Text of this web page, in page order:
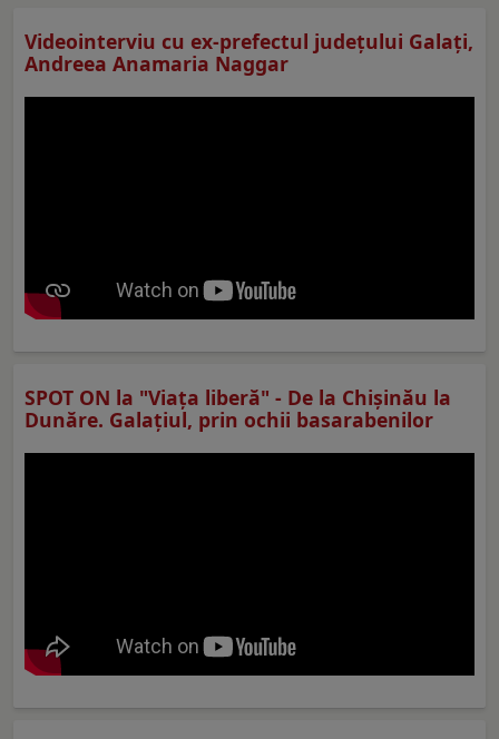
Videointerviu cu ex-prefectul judeţului Galaţi,
Andreea Anamaria Naggar
SPOT ON la "Viaţa liberă" - De la Chișinău la
Dunăre. Galațiul, prin ochii basarabenilor